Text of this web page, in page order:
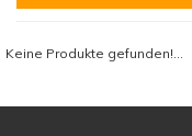
Keine Produkte gefunden!...